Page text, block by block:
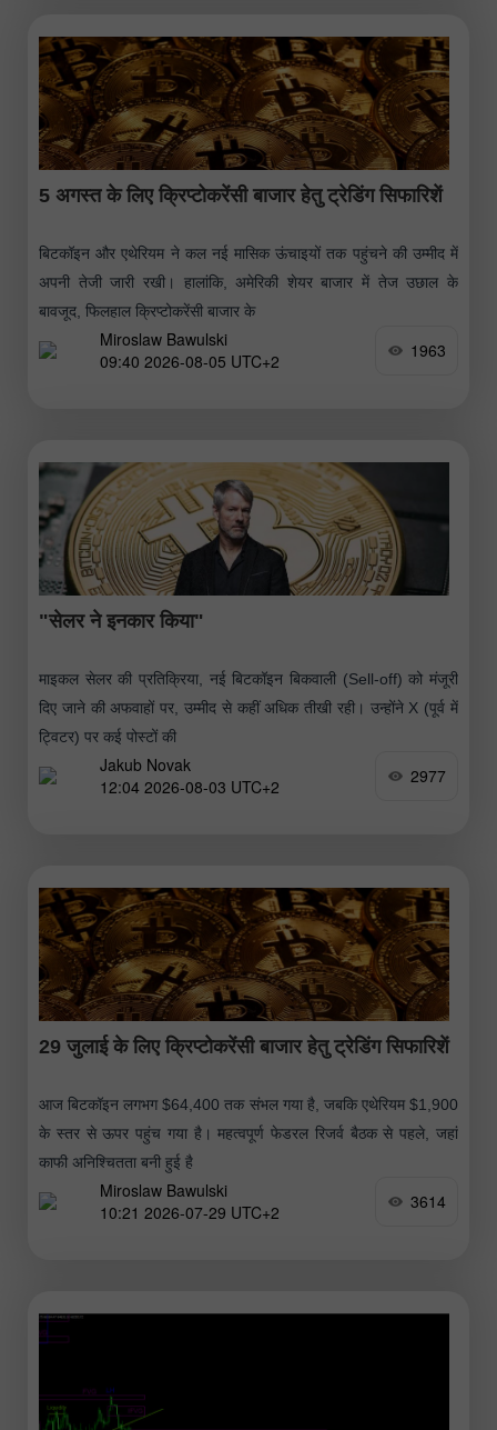
5 अगस्त के लिए क्रिप्टोकरेंसी बाजार हेतु ट्रेडिंग सिफारिशें
बिटकॉइन और एथेरियम ने कल नई मासिक ऊंचाइयों तक पहुंचने की उम्मीद में
अपनी तेजी जारी रखी। हालांकि, अमेरिकी शेयर बाजार में तेज उछाल के
बावजूद, फिलहाल क्रिप्टोकरेंसी बाजार के
Miroslaw Bawulski
09:40 2026-08-05 UTC+2
1963
"सेलर ने इनकार किया"
माइकल सेलर की प्रतिक्रिया, नई बिटकॉइन बिकवाली (Sell-off) को मंजूरी
दिए जाने की अफवाहों पर, उम्मीद से कहीं अधिक तीखी रही। उन्होंने X (पूर्व में
ट्विटर) पर कई पोस्टों की
Jakub Novak
12:04 2026-08-03 UTC+2
2977
29 जुलाई के लिए क्रिप्टोकरेंसी बाजार हेतु ट्रेडिंग सिफारिशें
आज बिटकॉइन लगभग $64,400 तक संभल गया है, जबकि एथेरियम $1,900
के स्तर से ऊपर पहुंच गया है। महत्वपूर्ण फेडरल रिजर्व बैठक से पहले, जहां
काफी अनिश्चितता बनी हुई है
Miroslaw Bawulski
10:21 2026-07-29 UTC+2
3614